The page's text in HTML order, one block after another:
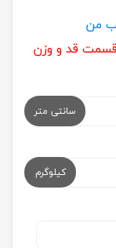
من
قسمت قد و وزن
سانتی متر
کیلوگرم